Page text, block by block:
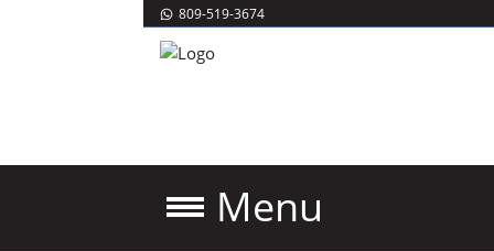
809-519-3674
Menu